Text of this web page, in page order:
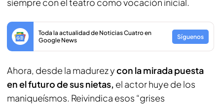
Toda la actualidad de Noticias Cuatro en
Google News
Síguenos
Ahora, desde la madurez ycon la mirada puesta
en el futuro de sus nietas, el actor huye de los
maniqueísmos. Reivindica esos “grises